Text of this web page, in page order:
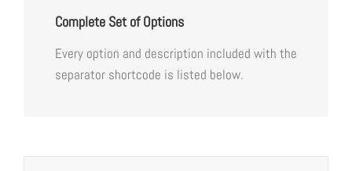
Complete Set of Options
Every option and description included with the
separator shortcode is listed below.